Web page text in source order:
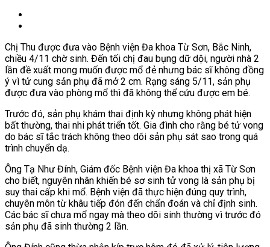
Chị Thu được đưa vào Bệnh viện Đa khoa Từ Sơn, Bắc Ninh,
chiều 4/11 chờ sinh. Đến tối chị đau bụng dữ dội, người nhà 2
lần đề xuất mong muốn được mổ đẻ nhưng bác sĩ không đồng
ý vì tử cung sản phụ đã mở 2 cm. Rạng sáng 5/11, sản phụ
được đưa vào phòng mổ thì đã không thể cứu được em bé.
Trước đó, sản phụ khám thai định kỳ nhưng không phát hiện
bất thường, thai nhi phát triển tốt. Gia đình cho rằng bé tử vong
do bác sĩ tắc trách không theo dõi sản phụ sát sao trong quá
trình chuyển dạ.
Ông Tạ Như Đính, Giám đốc Bệnh viện Đa khoa thị xã Từ Sơn
cho biết, nguyên nhân khiến bé sơ sinh tử vong là sản phụ bị
suy thai cấp khi mổ. Bệnh viện đã thực hiện đúng quy trình,
chuyên môn từ khâu tiếp đón đến chẩn đoán và chỉ định sinh.
Các bác sĩ chưa mổ ngay mà theo dõi sinh thường vì trước đó
sản phụ đã sinh thường 2 lần.